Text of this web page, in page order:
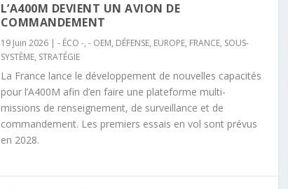
L’A400M DEVIENT UN AVION DE
COMMANDEMENT
19 Juin 2026| - ÉCO -, - OEM, DÉFENSE, EUROPE, FRANCE, SOUS-
SYSTÈME, STRATÉGIE
La France lance le développement de nouvelles capacités
pour l’A400M afin d’en faire une plateforme multi-
missions de renseignement, de surveillance et de
commandement. Les premiers essais en vol sont prévus
en 2028.